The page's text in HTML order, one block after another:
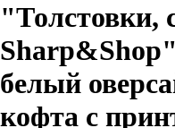
"Толстовки,
белый
кофта с